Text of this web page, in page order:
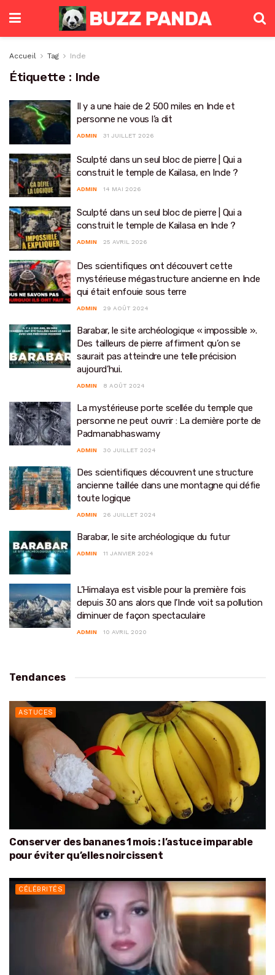
Accueil Tag Inde
Étiquette : Inde
Il y a une haie de 2 500 miles en Inde et
personne ne vous l’a dit
ADMIN 31 JUILLET 2026
Sculpté dans un seul bloc de pierre | Qui a
construit le temple de Kailasa, en Inde ?
ADMIN 14 MAI 2026
Sculpté dans un seul bloc de pierre | Qui a
construit le temple de Kailasa en Inde ?
ADMIN 25 AVRIL 2026
Des scientifiques ont découvert cette
mystérieuse mégastructure ancienne en Inde
qui était enfouie sous terre
ADMIN 29 AOÛT 2024
Barabar, le site archéologique « impossible ».
Des tailleurs de pierre affirment qu’on se
saurait pas atteindre une telle précision
aujourd’hui.
ADMIN 8 AOÛT 2024
La mystérieuse porte scellée du temple que
personne ne peut ouvrir : La dernière porte de
Padmanabhaswamy
ADMIN 30 JUILLET 2024
Des scientifiques découvrent une structure
ancienne taillée dans une montagne qui défie
toute logique
ADMIN 26 JUILLET 2024
Barabar, le site archéologique du futur
ADMIN 11 JANVIER 2024
L’Himalaya est visible pour la première fois
depuis 30 ans alors que l’Inde voit sa pollution
diminuer de façon spectaculaire
ADMIN 10 AVRIL 2020
Tendances
ASTUCES
Conserver des bananes 1 mois : l’astuce imparable
pour éviter qu’elles noircissent
CÉLÉBRITÉS